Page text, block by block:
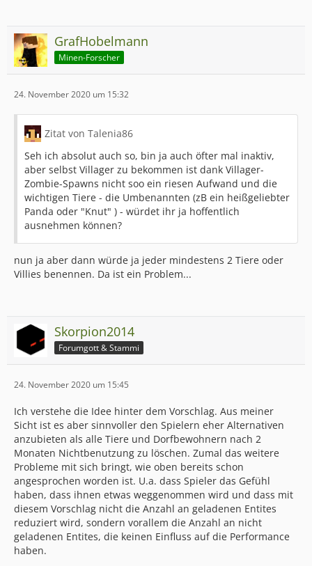
GrafHobelmann
Minen-Forscher
24. November 2020 um 15:32
Zitat von Talenia86
Seh ich absolut auch so, bin ja auch öfter mal inaktiv,
aber selbst Villager zu bekommen ist dank Villager-
Zombie-Spawns nicht soo ein riesen Aufwand und die
wichtigen Tiere - die Umbenannten (zB ein heißgeliebter
Panda oder "Knut" ) - würdet ihr ja hoffentlich
ausnehmen können?
nun ja aber dann würde ja jeder mindestens 2 Tiere oder
Villies benennen. Da ist ein Problem...
Skorpion2014
Forumgott & Stammi
24. November 2020 um 15:45
Ich verstehe die Idee hinter dem Vorschlag. Aus meiner
Sicht ist es aber sinnvoller den Spielern eher Alternativen
anzubieten als alle Tiere und Dorfbewohnern nach 2
Monaten Nichtbenutzung zu löschen. Zumal das weitere
Probleme mit sich bringt, wie oben bereits schon
angesprochen worden ist. U.a. dass Spieler das Gefühl
haben, dass ihnen etwas weggenommen wird und dass mit
diesem Vorschlag nicht die Anzahl an geladenen Entites
reduziert wird, sondern vorallem die Anzahl an nicht
geladenen Entites, die keinen Einfluss auf die Performance
haben.